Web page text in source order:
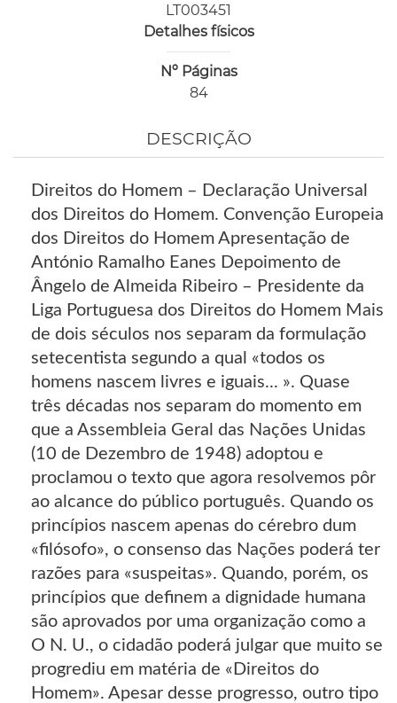
LT003451
Detalhes físicos
Nº Páginas
84
DESCRIÇÃO
Direitos do Homem – Declaração Universal
dos Direitos do Homem. Convenção Europeia
dos Direitos do Homem Apresentação de
António Ramalho Eanes Depoimento de
Ângelo de Almeida Ribeiro – Presidente da
Liga Portuguesa dos Direitos do Homem Mais
de dois séculos nos separam da formulação
setecentista segundo a qual «todos os
homens nascem livres e iguais... ». Quase
três décadas nos separam do momento em
que a Assembleia Geral das Nações Unidas
(10 de Dezembro de 1948) adoptou e
proclamou o texto que agora resolvemos pôr
ao alcance do público português. Quando os
princípios nascem apenas do cérebro dum
«filósofo», o consenso das Nações poderá ter
razões para «suspeitas». Quando, porém, os
princípios que definem a dignidade humana
são aprovados por uma organização como a
O N. U., o cidadão poderá julgar que muito se
progrediu em matéria de «Direitos do
Homem». Apesar desse progresso, outro tipo